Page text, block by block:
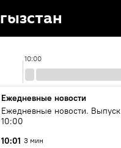
10:00
Ежедневные новости
Ежедневные новости. Выпуск
10:00
10:01 3 мин